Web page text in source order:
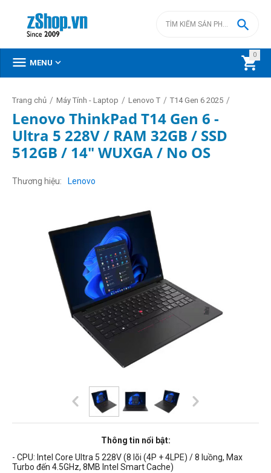
0


 MENU 
Trang chủ / Máy Tính - Laptop / Lenovo T / T14 Gen 6 2025 /
Lenovo ThinkPad T14 Gen 6 -
Ultra 5 228V / RAM 32GB / SSD
512GB / 14" WUXGA / No OS
Thương hiệu Lenovo
Thông tin nổi bật:
- CPU: Intel Core Ultra 5 228V (8 lõi (4P + 4LPE) / 8 luồng, Max
Turbo đến 4.5GHz, 8MB Intel Smart Cache)